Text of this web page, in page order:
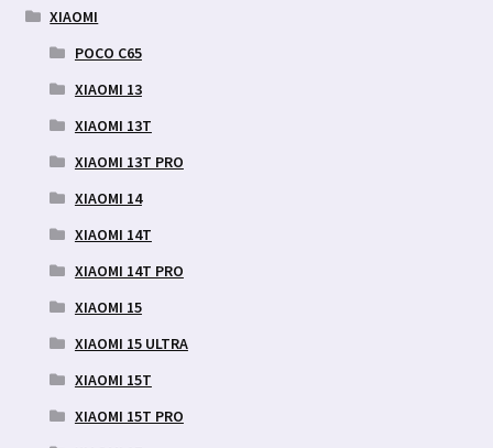
XIAOMI
POCO C65
XIAOMI 13
XIAOMI 13T
XIAOMI 13T PRO
XIAOMI 14
XIAOMI 14T
XIAOMI 14T PRO
XIAOMI 15
XIAOMI 15 ULTRA
XIAOMI 15T
XIAOMI 15T PRO